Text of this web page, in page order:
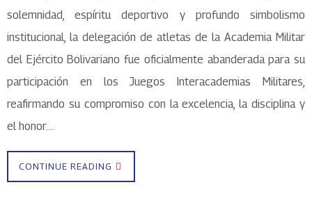
solemnidad, espíritu deportivo y profundo simbolismo
institucional, la delegación de atletas de la Academia Militar
del Ejército Bolivariano fue oficialmente abanderada para su
participación en los Juegos Interacademias Militares,
reafirmando su compromiso con la excelencia, la disciplina y
el honor….
CONTINUE READING